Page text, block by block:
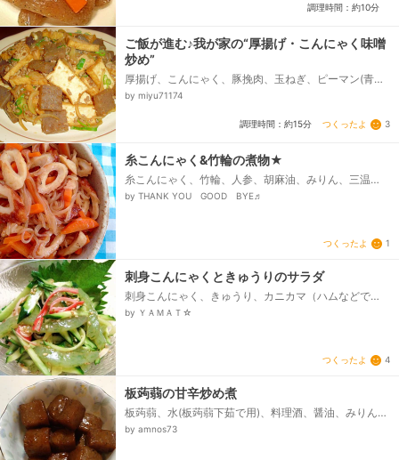
調理時間：約10分
ご飯が進む♪我が家の“厚揚げ・こんにゃく味噌
炒め”
厚揚げ、こんにゃく、豚挽肉、玉ねぎ、ピーマン(青ね
ぎ・小松菜でもOK)、○和風だしの素、○味噌、○砂
by miyu71174
調理時間：約15分 つくったよ 3
糸こんにゃく&竹輪の煮物★
糸こんにゃく、竹輪、人参、胡麻油、みりん、三温
糖、酒、醤油
by THANK YOU GOOD BYE♬
つくったよ 1
刺身こんにゃくときゅうりのサラダ
刺身こんにゃく、きゅうり、カニカマ（ハムなどで
も）、☆しょうゆ、いりごま、☆砂糖、酢、ごま油
by ＹＡＭＡＴ☆
つくったよ 4
板蒟蒻の甘辛炒め煮
板蒟蒻、水(板蒟蒻下茹で用)、料理酒、醤油、みりん、
砂糖、ごま油、だしの素
by amnos73